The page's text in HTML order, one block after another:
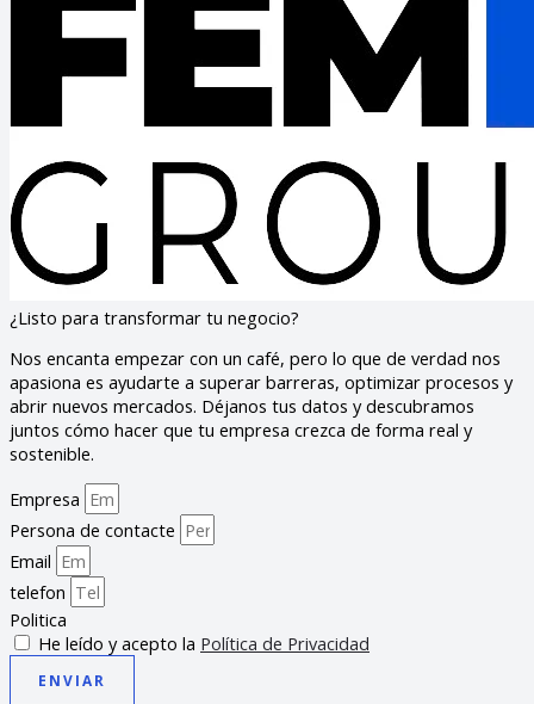
¿Listo para transformar tu negocio?
Nos encanta empezar con un café, pero lo que de verdad nos
apasiona es ayudarte a superar barreras, optimizar procesos y
abrir nuevos mercados. Déjanos tus datos y descubramos
juntos cómo hacer que tu empresa crezca de forma real y
sostenible.
Empresa
Persona de contacte
Email
telefon
Politica
He leído y acepto la Política de Privacidad
ENVIAR